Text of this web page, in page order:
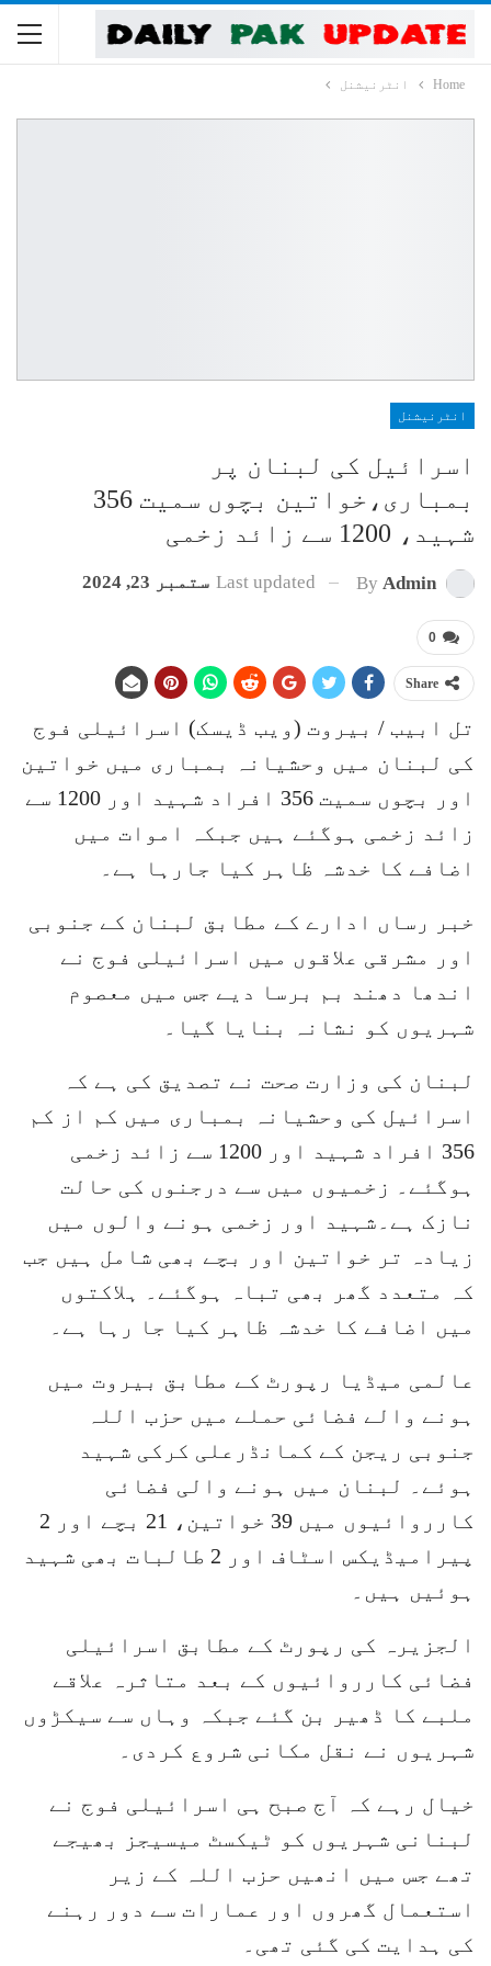
Home انٹرنیشنل
انٹرنیشنل
اسرائیل کی لبنان پر
بمباری،خواتین بچوں سمیت 356
شہید، 1200 سے زائد زخمی
By Admin
Last updated ستمبر 23, 2024
0
Share
تل ابیب / بیروت (ویب ڈیسک) اسرائیلی فوج
کی لبنان میں وحشیانہ بمباری میں خواتین
اور بچوں سمیت 356 افراد شہید اور 1200 سے
زائد زخمی ہوگئے ہیں جبکہ اموات میں
اضافے کا خدشہ ظاہر کیا جارہا ہے۔
خبر رساں ادارے کے مطابق لبنان کے جنوبی
اور مشرقی علاقوں میں اسرائیلی فوج نے
اندھا دھند بم برسا دیے جس میں معصوم
شہریوں کو نشانہ بنایا گیا۔
لبنان کی وزارت صحت نے تصدیق کی ہے کہ
اسرائیل کی وحشیانہ بمباری میں کم از کم
356 افراد شہید اور 1200 سے زائد زخمی
ہوگئے۔ زخمیوں میں سے درجنوں کی حالت
نازک ہے۔شہید اور زخمی ہونے والوں میں
زیادہ تر خواتین اور بچے بھی شامل ہیں جب
کہ متعدد گھر بھی تباہ ہوگئے۔ ہلاکتوں
میں اضافے کا خدشہ ظاہر کیا جا رہا ہے۔
عالمی میڈیا رپورٹ کے مطابق بیروت میں
ہونے والے فضائی حملے میں حزب اللہ
جنوبی ریجن کے کمانڈرعلی کرکی شہید
ہوئے۔ لبنان میں ہونے والی فضائی
کارروائیوں میں 39 خواتین، 21 بچے اور 2
پیرامیڈیکس اسٹاف اور 2 طالبات بھی شہید
ہوئیں ہیں۔
الجزیرہ کی رپورٹ کے مطابق اسرائیلی
فضائی کارروائیوں کے بعد متاثرہ علاقے
ملبے کا ڈھیر بن گئے جبکہ وہاں سے سیکڑوں
شہریوں نے نقل مکانی شروع کردی۔
خیال رہے کہ آج صبح ہی اسرائیلی فوج نے
لبنانی شہریوں کو ٹیکسٹ میسیجز بھیجے
تھے جس میں انھیں حزب اللہ کے زیر
استعمال گھروں اور عمارات سے دور رہنے
کی ہدایت کی گئی تھی۔